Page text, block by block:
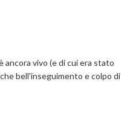
ancora vivo (e di cui era stato
bell'inseguimento e colpo di